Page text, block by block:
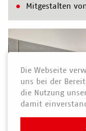
Mitgestalten
Die Webseite
uns bei der
die Nutzung
damit